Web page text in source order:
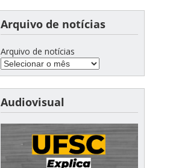
Arquivo de notícias
Arquivo de notícias
Audiovisual